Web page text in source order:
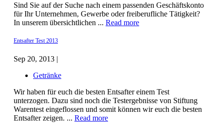
Sind Sie auf der Suche nach einem passenden Geschäftskonto
für Ihr Unternehmen, Gewerbe oder freiberufliche Tätigkeit?
In unserem übersichtlichen ... Read more
Entsafter Test 2013
Sep 20, 2013 |
Getränke
Wir haben für euch die besten Entsafter einem Test
unterzogen. Dazu sind noch die Testergebnisse von Stiftung
Warentest eingeflossen und somit können wir euch die besten
Entsafter zeigen. ... Read more